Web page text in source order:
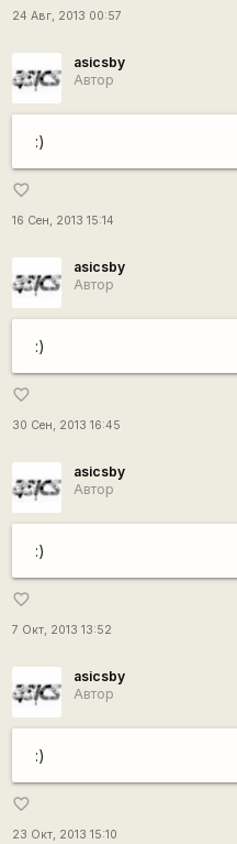
24 Авг, 2013 00:57
asicsby
Автор
:)
favorite_border
16 Сен, 2013 15:14
asicsby
Автор
:)
favorite_border
30 Сен, 2013 16:45
asicsby
Автор
:)
favorite_border
7 Окт, 2013 13:52
asicsby
Автор
:)
favorite_border
23 Окт, 2013 15:10